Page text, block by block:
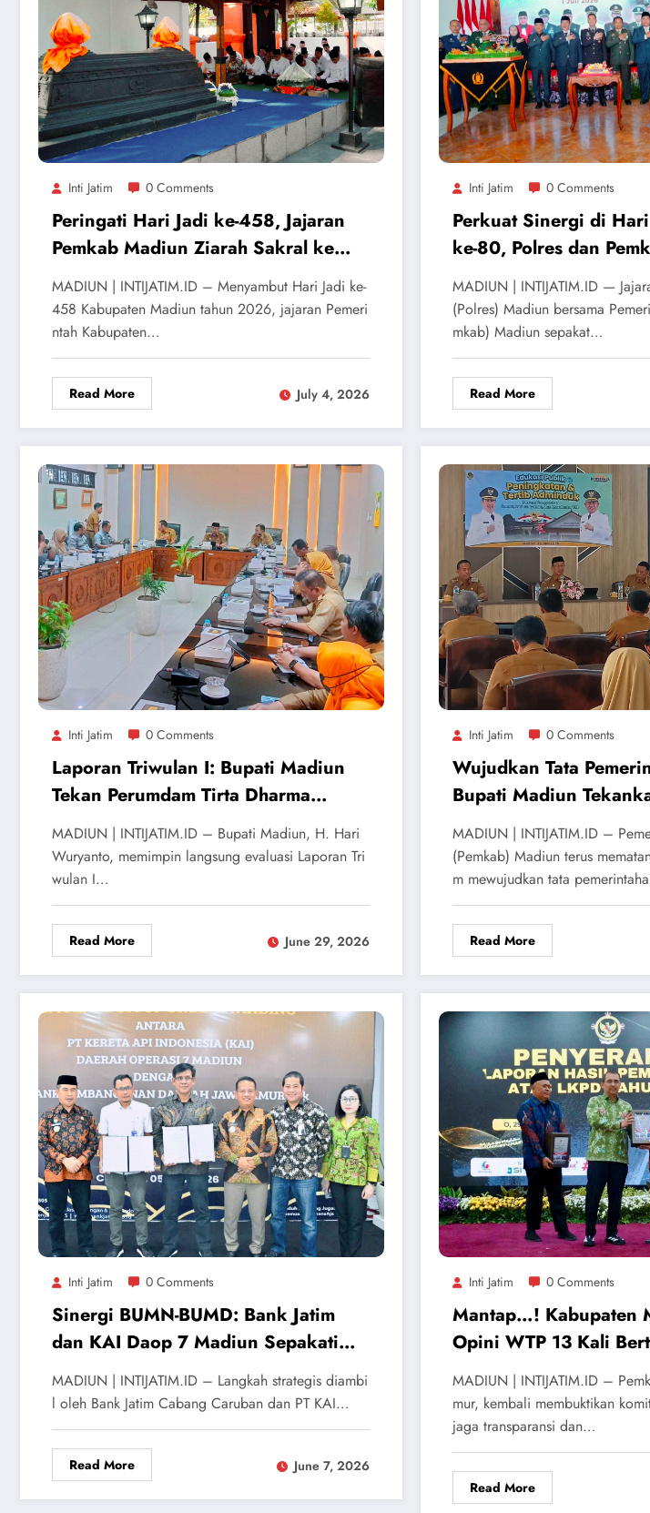
Inti Jatim 0 Comments
Peringati Hari Jadi ke-458, Jajaran
Pemkab Madiun Ziarah Sakral ke
Makam Leluhur
MADIUN | INTIJATIM.ID – Menyambut Hari Jadi ke-
458 Kabupaten Madiun tahun 2026, jajaran Pemeri
ntah Kabupaten…
Read More July 4, 2026
Inti Jatim 0 Comments
Perkuat Sinergi di
ke-80, Polres dan
Berkomitmen Jaga
MADIUN | INTIJATIM.ID —
(Polres) Madiun bersama
mkab) Madiun sepakat…
Read More
Inti Jatim 0 Comments
Laporan Triwulan I: Bupati Madiun
Tekan Perumdam Tirta Dharma
Purabaya Perluas Cakupan Layanan
MADIUN | INTIJATIM.ID – Bupati Madiun, H. Hari
Wuryanto, memimpin langsung evaluasi Laporan Tri
wulan I…
Read More June 29, 2026
Inti Jatim 0 Comments
Wujudkan Tata
Bupati Madiun
dan Validasi Adminduk
MADIUN | INTIJATIM.ID –
(Pemkab) Madiun terus
m mewujudkan tata
Read More
Inti Jatim 0 Comments
Sinergi BUMN-BUMD: Bank Jatim
dan KAI Daop 7 Madiun Sepakati
Optimalisasi Aset dan Layanan
Prioritas
MADIUN | INTIJATIM.ID – Langkah strategis diambi
l oleh Bank Jatim Cabang Caruban dan PT KAI…
Read More June 7, 2026
Inti Jatim 0 Comments
Mantap…! Kabupaten
Opini WTP 13 Kali
MADIUN | INTIJATIM.ID –
mur, kembali membuktikan
jaga transparansi dan…
Read More